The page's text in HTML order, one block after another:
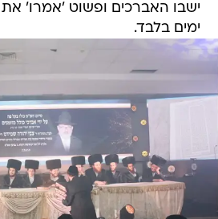
ישבו האברכים ופשוט 'אמרו'
ימים בלבד.